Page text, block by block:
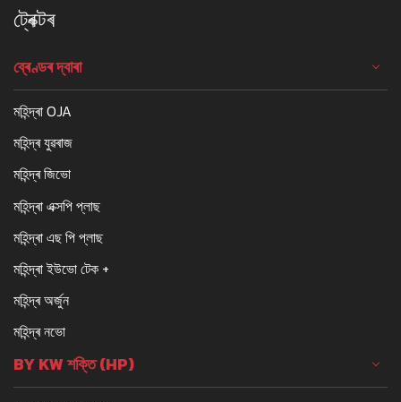
ট্ৰেক্টৰ
ব্ৰেণ্ডৰ দ্বাৰা
মহিন্দ্ৰা OJA
মহিন্দ্ৰ যুৱৰাজ
মহিন্দ্ৰ জিভো
মহিন্দ্ৰা এক্সপি প্লাছ
মহিন্দ্ৰা এছ পি প্লাছ
মহিন্দ্ৰা ইউভো টেক +
মহিন্দ্ৰ অৰ্জুন
মহিন্দ্ৰ নভো
BY KW শক্তি (HP)